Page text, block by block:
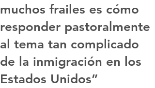
muchos frailes es cómo
responder pastoralmente
al tema tan complicado
de la inmigración en los
Estados Unidos”